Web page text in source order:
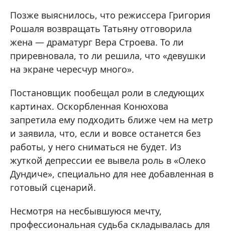
Позже выяснилось, что режиссера Григория
Рошаля возвращать Татьяну отговорила
жена — драматург Вера Строева. То ли
приревновала, то ли решила, что «девушки
на экране чересчур много».
Постановщик пообещал роли в следующих
картинах. Оскорбленная Конюхова
запретила ему подходить ближе чем на метр
и заявила, что, если и вовсе останется без
работы, у него сниматься не будет. Из
жуткой депрессии ее вывела роль в «Олеко
Дундиче», специально для нее добавленная в
готовый сценарий.
Несмотря на несбывшуюся мечту,
профессиональная судьба складывалась для